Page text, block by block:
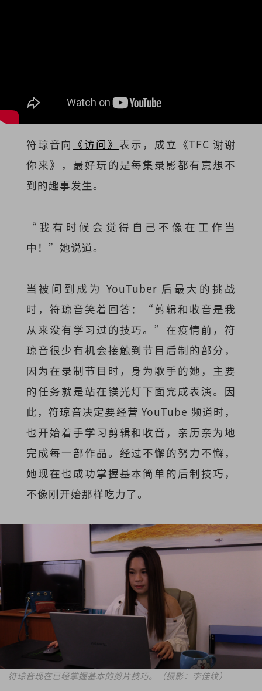
符琼音向 《访问》 表示，成立《TFC 谢谢
你来》，最好玩的是每集录影都有意想不
到的趣事发生。
“我有时候会觉得自己不像在工作当
中！”她说道。
当被问到成为 YouTuber 后最大的挑战
时，符琼音笑着回答：“剪辑和收音是我
从来没有学习过的技巧。”在疫情前，符
琼音很少有机会接触到节目后制的部分，
因为在录制节目时，身为歌手的她，主要
的任务就是站在镁光灯下面完成表演。因
此，符琼音决定要经营 YouTube 频道时，
也开始着手学习剪辑和收音，亲历亲为地
完成每一部作品。经过不懈的努力不懈，
她现在也成功掌握基本简单的后制技巧，
不像刚开始那样吃力了。
符琼音现在已经掌握基本的剪片技巧。（摄影：李佳纹）